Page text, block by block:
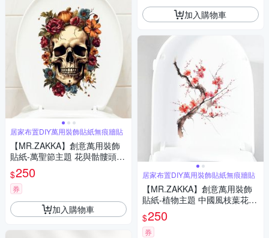
居家布置DIY萬用裝飾貼紙無痕牆貼
【MR.ZAKKA】創意萬用裝飾
貼紙-萬聖節主題 花與骷髏頭 B
款 居家布置 DIY可移式壁貼 無
痕壁貼 牆貼
$250
券
加入購物車
加入購物車
居家布置DIY萬用裝飾貼紙無痕牆貼
【MR.ZAKKA】創意萬用裝飾
貼紙-植物主題 中國風枝葉花朵
F款 居家節慶布置 DIY可移式壁
貼 無痕壁貼 牆貼
$250
券